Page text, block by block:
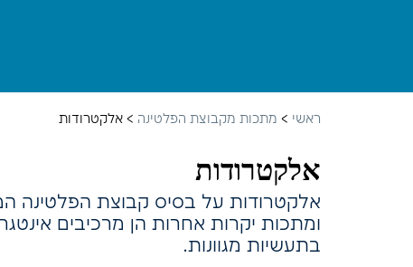
ראשי > מתכות מקבוצת הפלטינה > אלקטרודות
אלקטרודות
אלקטרודות על בסיס קבוצת הפלטינה
ומתכות יקרות אחרות הן מרכיבים
בתעשיות מגוונות.